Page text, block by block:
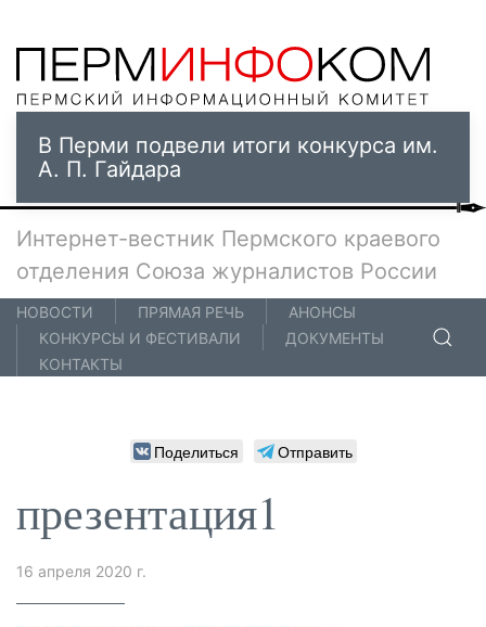
В Перми подвели итоги конкурса им.
А. П. Гайдара
Интернет-вестник Пермского краевого
отделения Союза журналистов России
НОВОСТИ ПРЯМАЯ РЕЧЬ
АНОНСЫ
КОНКУРСЫ И ФЕСТИВАЛИ
ДОКУМЕНТЫ
КОНТАКТЫ
Поделиться Отправить
презентация1
16 апреля 2020 г.